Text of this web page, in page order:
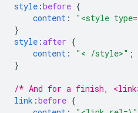
style :before {
content : "<style
}
style :after {
content : "< /style>" ;
}
/* And for a finish,
link :before {